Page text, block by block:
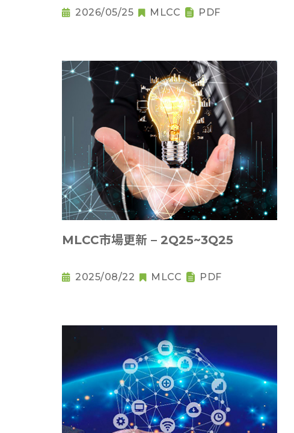
2026/05/25 MLCC PDF
MLCC市場更新 – 2Q25~3Q25
2025/08/22 MLCC PDF